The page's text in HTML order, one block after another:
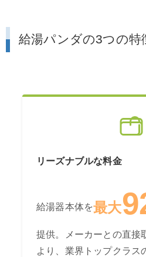
給湯パンダの3つの特
リーズナブルな料金
給湯器本体を最大
提供。メーカーとの直接
より、業界トップクラス